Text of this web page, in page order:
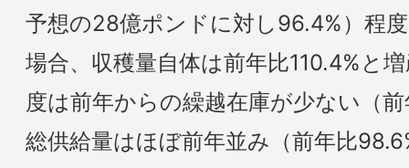
予想の28億ポンドに対し96.4%）程
場合、収穫量自体は前年比110.4%と
度は前年からの繰越在庫が少ない（
総供給量はほぼ前年並み（前年比